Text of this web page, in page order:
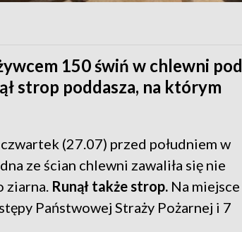
150 świń w chlewni pod
strop poddasza, na którym
(27.07) przed południem w
ze ścian chlewni zawaliła się nie
ziarna. Runął także strop. Na miejsce
Państwowej Straży Pożarnej i 7